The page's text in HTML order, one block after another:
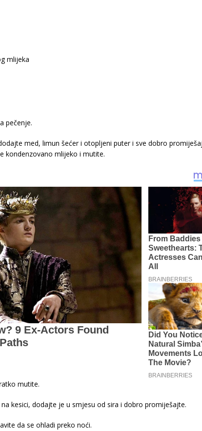
mlijeka
pečenje.
med, limun šećer i otopljeni puter i sve dobro
kondenzovano mlijeko i mutite.
mutite.
kesici, dodajte je u smjesu od sira i dobro promiješajte.
da se ohladi preko noći.